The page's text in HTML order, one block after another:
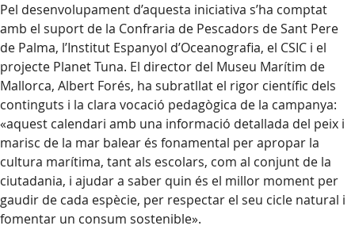
Pel desenvolupament d’aquesta iniciativa s’ha comptat
amb el suport de la Confraria de Pescadors de Sant Pere
de Palma, l’Institut Espanyol d’Oceanografia, el CSIC i el
projecte Planet Tuna. El director del Museu Marítim de
Mallorca, Albert Forés, ha subratllat el rigor científic dels
continguts i la clara vocació pedagògica de la campanya:
«aquest calendari amb una informació detallada del peix i
marisc de la mar balear és fonamental per apropar la
cultura marítima, tant als escolars, com al conjunt de la
ciutadania, i ajudar a saber quin és el millor moment per
gaudir de cada espècie, per respectar el seu cicle natural i
fomentar un consum sostenible».